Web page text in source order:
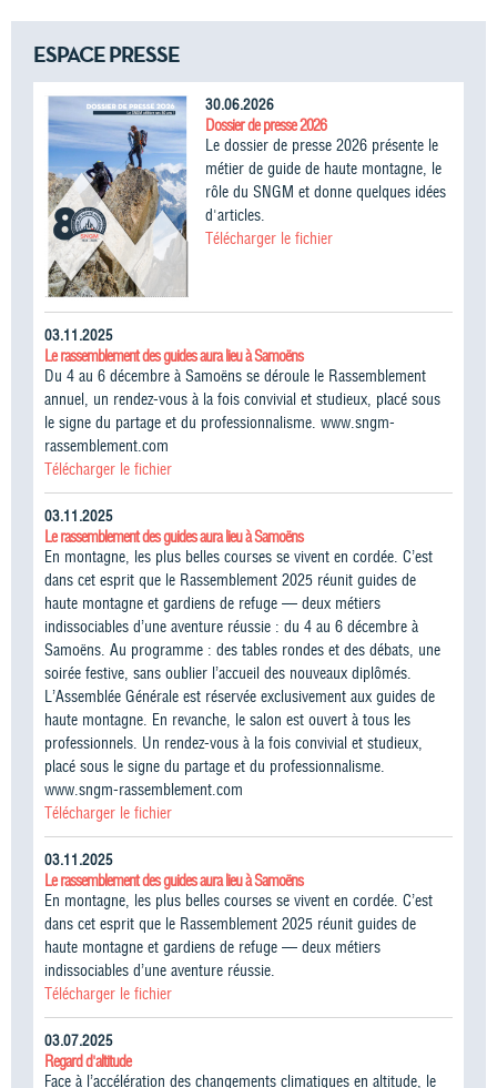
ESPACE PRESSE
30.06.2026
Dossier de presse 2026
Le dossier de presse 2026 présente le
métier de guide de haute montagne, le
rôle du SNGM et donne quelques idées
d'articles.
Télécharger le fichier
03.11.2025
Le rassemblement des guides aura lieu à Samoëns
Du 4 au 6 décembre à Samoëns se déroule le Rassemblement
annuel, un rendez-vous à la fois convivial et studieux, placé sous
le signe du partage et du professionnalisme. www.sngm-
rassemblement.com
Télécharger le fichier
03.11.2025
Le rassemblement des guides aura lieu à Samoëns
En montagne, les plus belles courses se vivent en cordée. C’est
dans cet esprit que le Rassemblement 2025 réunit guides de
haute montagne et gardiens de refuge — deux métiers
indissociables d’une aventure réussie : du 4 au 6 décembre à
Samoëns. Au programme : des tables rondes et des débats, une
soirée festive, sans oublier l’accueil des nouveaux diplômés.
L’Assemblée Générale est réservée exclusivement aux guides de
haute montagne. En revanche, le salon est ouvert à tous les
professionnels. Un rendez-vous à la fois convivial et studieux,
placé sous le signe du partage et du professionnalisme.
www.sngm-rassemblement.com
Télécharger le fichier
03.11.2025
Le rassemblement des guides aura lieu à Samoëns
En montagne, les plus belles courses se vivent en cordée. C’est
dans cet esprit que le Rassemblement 2025 réunit guides de
haute montagne et gardiens de refuge — deux métiers
indissociables d’une aventure réussie.
Télécharger le fichier
03.07.2025
Regard d'altitude
Face à l’accélération des changements climatiques en altitude, le